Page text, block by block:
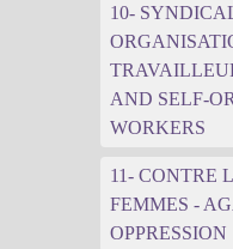
10-
AND SELF-
WORKERS
11- CONTRE
FEMMES -
OPPRESSION